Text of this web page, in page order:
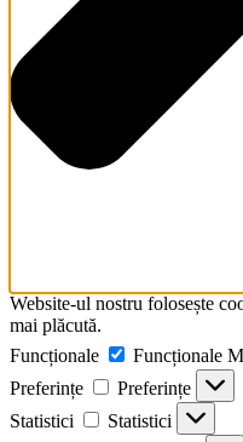
Website-ul nostru folosește
mai plăcută.
Funcționale
Funcționale
Preferințe
Preferințe
Statistici
Statistici